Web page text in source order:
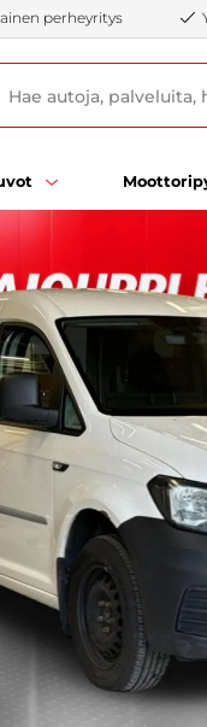
perheyritys